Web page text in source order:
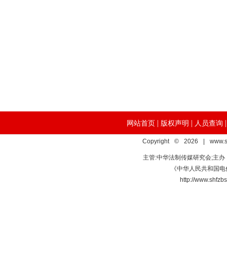
网站首页 | 版权声明 | 人员查询
Copyright © 2026 |
主管:中华法制传媒研究会;主
《中华人民共和国
http://